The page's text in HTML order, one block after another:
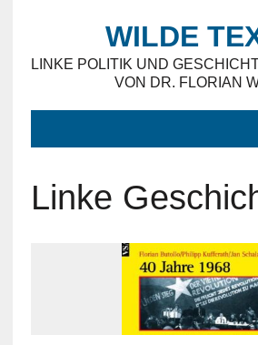
WILDE
LINKE POLITIK UND
VON DR. FLORIAN
Linke